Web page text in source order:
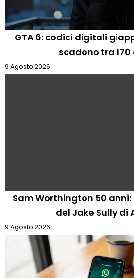
GTA 6: codici digitali
scadono tra 170
9 Agosto 2026
Sam Worthington 50
del Jake Sully di
9 Agosto 2026